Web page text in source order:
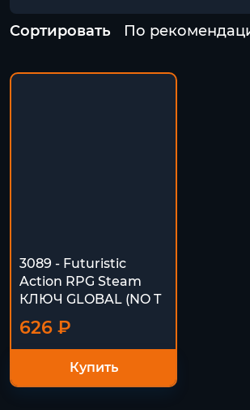
Сортировать По
3089 - Futuristic
Action RPG Steam
КЛЮЧ GLOBAL (NO T
626 ₽
Купить